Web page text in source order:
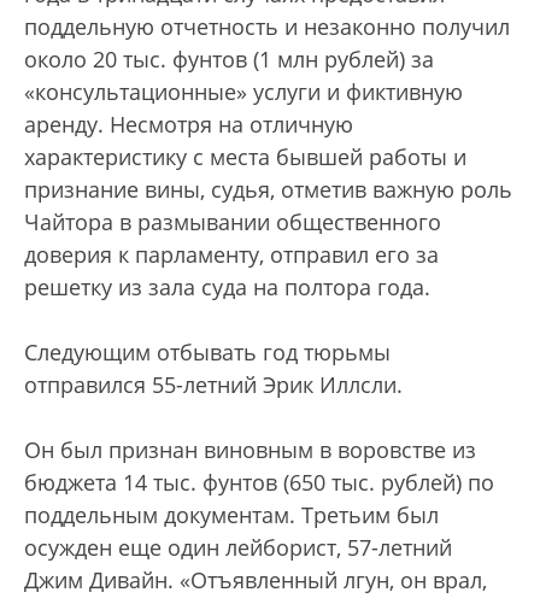
поддельную отчетность и незаконно получил
около 20 тыс. фунтов (1 млн рублей) за
«консультационные» услуги и фиктивную
аренду. Несмотря на отличную
характеристику с места бывшей работы и
признание вины, судья, отметив важную роль
Чайтора в размывании общественного
доверия к парламенту, отправил его за
решетку из зала суда на полтора года.
Следующим отбывать год тюрьмы
отправился 55-летний Эрик Иллсли.
Он был признан виновным в воровстве из
бюджета 14 тыс. фунтов (650 тыс. рублей) по
поддельным документам. Третьим был
осужден еще один лейборист, 57-летний
Джим Дивайн. «Отъявленный лгун, он врал,